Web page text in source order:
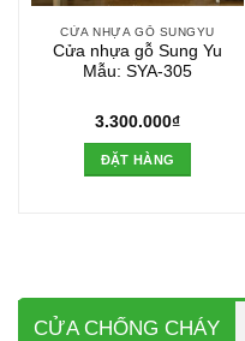
CỬA NHỰA GỖ SUNGYU
Cửa nhựa gỗ Sung Yu
Mẫu: SYA-305
3.300.000₫
ĐẶT HÀNG
CỬA CHỐNG CHÁY